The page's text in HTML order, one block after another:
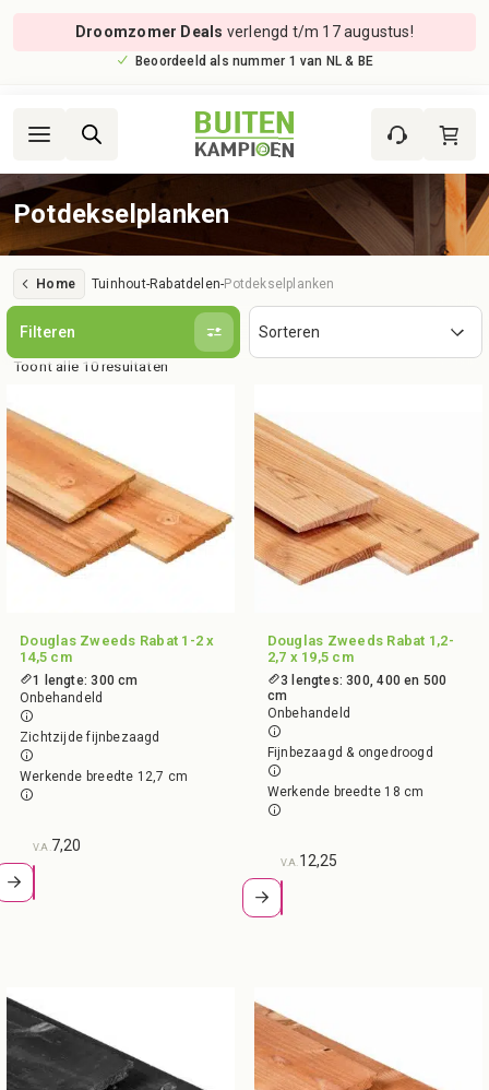
Droomzomer Deals verlengd t/m 17 augustus!
Beoordeeld als nummer 1 van NL & BE
Potdekselplanken
Home Tuinhout-Rabatdelen-Potdekselplanken
Toont alle 10 resultaten
Filteren
Douglas Zweeds Rabat 1-2 x
14,5 cm
1 lengte: 300 cm
Onbehandeld
Zichtzijde fijnbezaagd
Werkende breedte 12,7 cm
V.A. 7,20
Douglas Zweeds Rabat 1,2-
2,7 x 19,5 cm
3 lengtes: 300, 400 en 500
cm
Onbehandeld
Fijnbezaagd & ongedroogd
Werkende breedte 18 cm
V.A. 12,25